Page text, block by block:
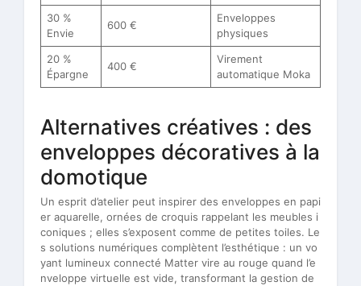
30 %
Envie
600 €
Enveloppes
physiques
20 %
Épargne
400 €
Virement
automatique Moka
Alternatives créatives : des
enveloppes décoratives à la
domotique
Un esprit d’atelier peut inspirer des enveloppes en papi
er aquarelle, ornées de croquis rappelant les meubles i
coniques ; elles s’exposent comme de petites toiles. Le
s solutions numériques complètent l’esthétique : un vo
yant lumineux connecté Matter vire au rouge quand l’e
nveloppe virtuelle est vide, transformant la gestion de